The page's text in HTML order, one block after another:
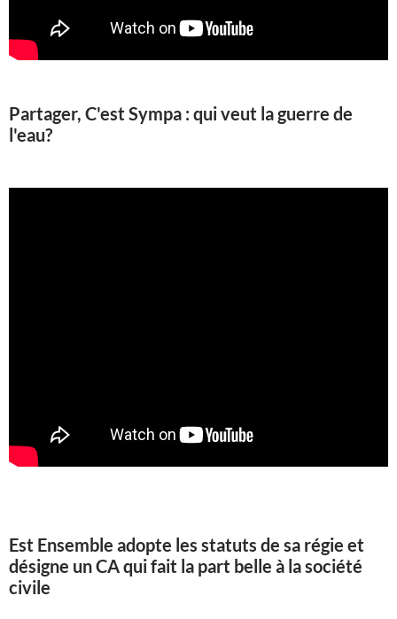
Partager, C'est Sympa : qui veut la guerre de
l'eau?
Est Ensemble adopte les statuts de sa régie et
désigne un CA qui fait la part belle à la société
civile